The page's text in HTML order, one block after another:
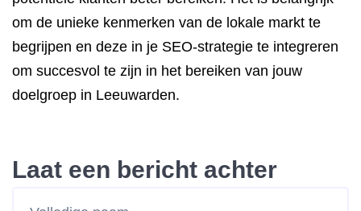
om de unieke kenmerken van de lokale markt te
begrijpen en deze in je SEO-strategie te integreren
om succesvol te zijn in het bereiken van jouw
doelgroep in Leeuwarden.
Laat een bericht achter